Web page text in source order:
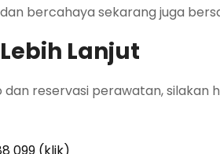
bercahaya sekarang juga
Lanjut
reservasi perawatan, silakan